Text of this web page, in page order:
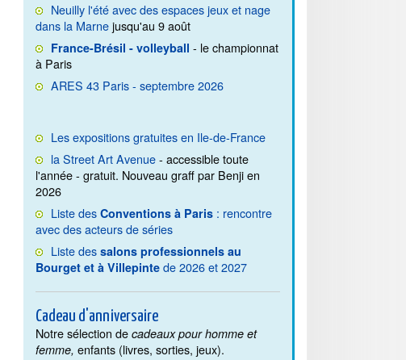
Neuilly l'été avec des espaces jeux et nage
dans la Marnejusqu'au 9 août
France-Brésil - volleyball - le championnat
à Paris
ARES 43 Paris - septembre 2026
Les expositions gratuites en Ile-de-France
la Street Art Avenue- accessible toute
l'année - gratuit. Nouveau graff par Benji en
2026
Liste desConventions à Paris : rencontre
avec des acteurs de séries
Liste dessalons professionnels au
Bourget et à Villepinte de 2026 et 2027
Cadeau d'anniversaire
Notre sélection decadeaux pour homme et
femme, enfants (livres, sorties, jeux).